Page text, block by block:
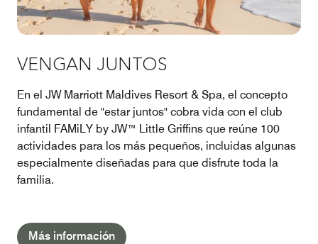
VENGAN JUNTOS
En el JW Marriott Maldives Resort & Spa, el concepto
fundamental de "estar juntos" cobra vida con el club
infantil FAMiLY by JW™ Little Griffins que reúne 100
actividades para los más pequeños, incluidas algunas
especialmente diseñadas para que disfrute toda la
familia.
Más información